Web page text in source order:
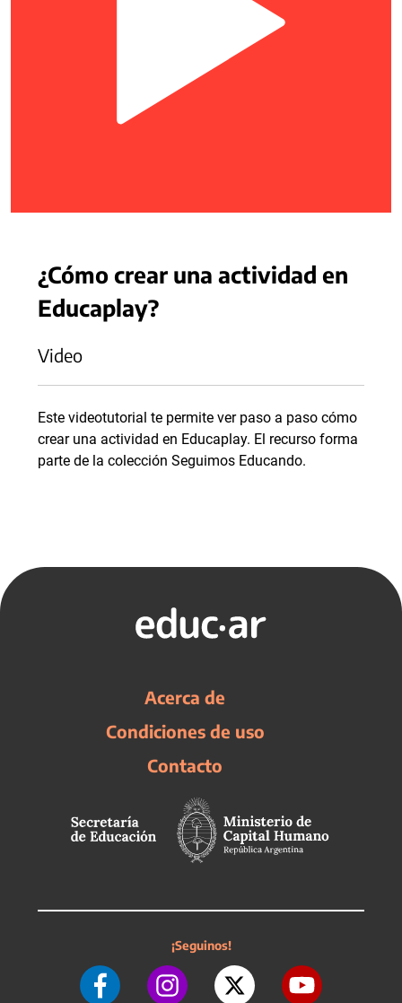
¿Cómo crear una actividad en
Educaplay?
Video
Este videotutorial te permite ver paso a paso cómo
crear una actividad en Educaplay. El recurso forma
parte de la colección Seguimos Educando.
Acerca de
Condiciones de uso
Contacto
¡Seguinos!